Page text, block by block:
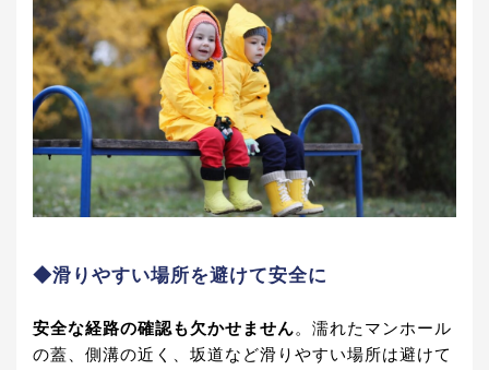
◆滑りやすい場所を避けて安全に
安全な経路の確認も欠かせません。濡れたマンホール
の蓋、側溝の近く、坂道など滑りやすい場所は避けて